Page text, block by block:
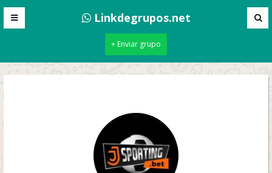
Linkdegrupos.net
+ Enviar grupo